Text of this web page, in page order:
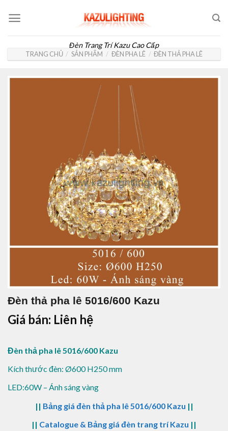
Đèn Trang Trí Kazu Cao Cấp
TRANG CHỦ / SẢN PHẨM / ĐÈN PHA LÊ / ĐÈN THẢ PHA LÊ
Đèn thả pha lê 5016/600 Kazu
Giá bán: Liên hệ
Đèn thả pha lê 5016/600 Kazu
Kích thước đèn: Ø600 H250 mm
LED:60W – Ánh sáng vàng
|| Bảng giá đèn thả pha lê 5016/600 Kazu ||
|| Catalogue & Bảng giá đèn trang trí Kazu ||